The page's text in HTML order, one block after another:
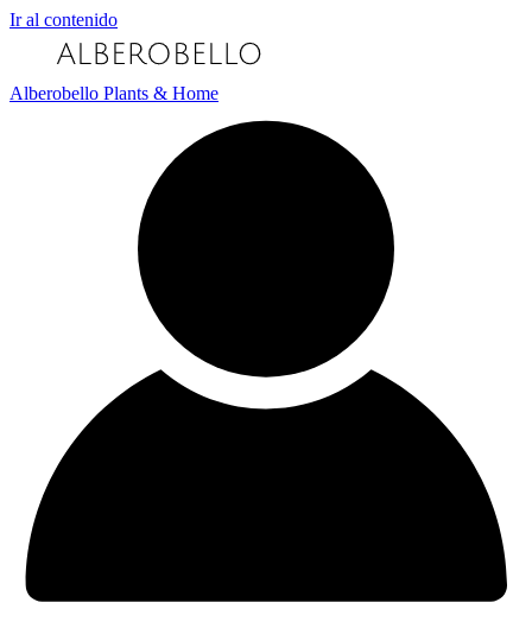
Ir al contenido
Alberobello Plants & Home